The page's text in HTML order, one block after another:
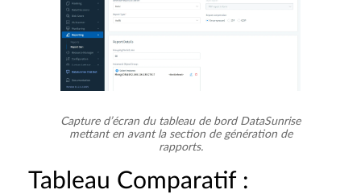
Capture d’écran du tableau de bord DataSunrise
mettant en avant la section de génération de
rapports.
Tableau Comparatif :